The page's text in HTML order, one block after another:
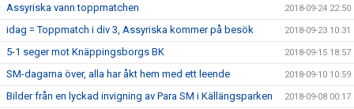
Assyriska vann toppmatchen 2018-09-24 22:50
idag = Toppmatch i div 3, Assyriska kommer på besök 2018-09-23 10:31
5-1 seger mot Knäppingsborgs BK 2018-09-15 18:57
SM-dagarna över, alla har åkt hem med ett leende 2018-09-10 10:59
Bilder från en lyckad invigning av Para SM i Källängsparken 2018-09-08 00:17